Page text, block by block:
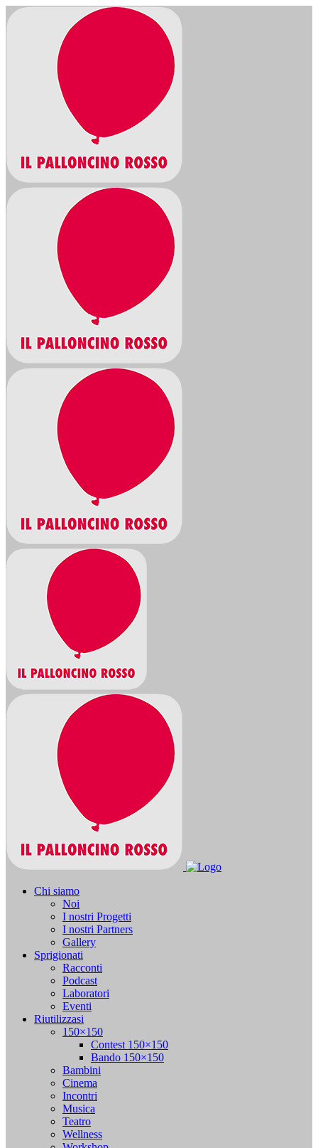
Chi siamo
Noi
I nostri Progetti
I nostri Partners
Gallery
Sprigionati
Racconti
Podcast
Laboratori
Eventi
Riutilizzasi
150×150
Contest 150×150
Bando 150×150
Bambini
Cinema
Incontri
Musica
Teatro
Wellness